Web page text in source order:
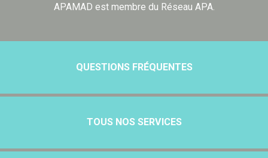
APAMAD est membre du Réseau APA.
QUESTIONS FRÉQUENTES
TOUS NOS SERVICES